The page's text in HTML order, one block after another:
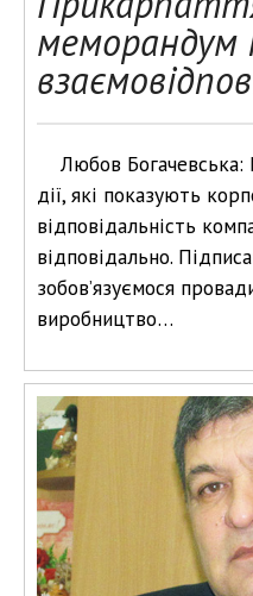
меморандум
Любов
дії, які показують
відповідальність
відповідально.
зобов’язуємося
виробництво…